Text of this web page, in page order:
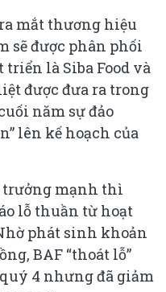
mắt thương hiệu
sẽ được phân phối
là Siba Food và
được đưa ra trong
năm sự đảo
lên kế hoạch của
trưởng mạnh thì
lỗ thuần từ hoạt
phát sinh khoản
BAF “thoát lỗ”
4 nhưng đã giảm